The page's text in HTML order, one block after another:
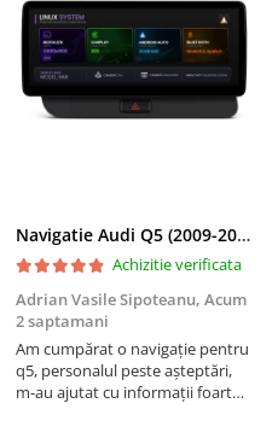
Navigatie Audi Q5 (2009-2017), Linux OS & OEM, MMI 3G, CarPlay & Android Auto Wireless, MirrorLink, Camera AHD, 12.3 Inch - AD-BGAALNXH+AD-BGRKITQ5002
Achizitie verificata
Adrian Vasile Sipoteanu, Acum
2 saptamani
Am cumpărat o navigație pentru
q5, personalul peste așteptări,
m-au ajutat cu informații foarte